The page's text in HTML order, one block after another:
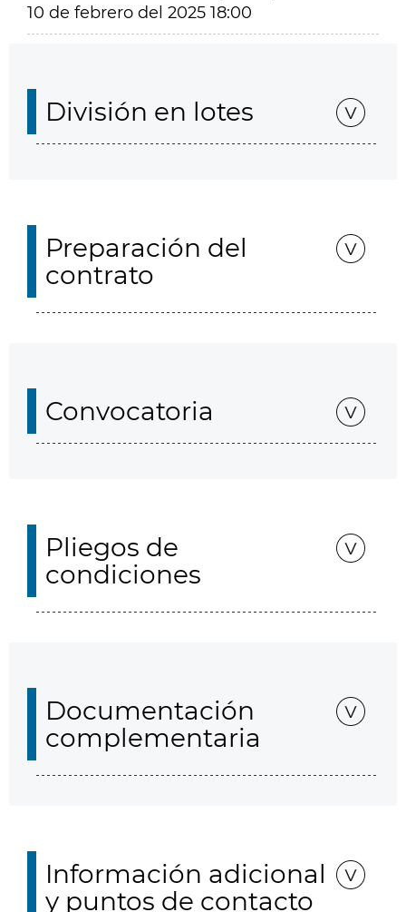
10 de febrero del 2025 18:00
División en lotes
Preparación del
contrato
Convocatoria
Pliegos de
condiciones
Documentación
complementaria
Información adicional
y puntos de contacto